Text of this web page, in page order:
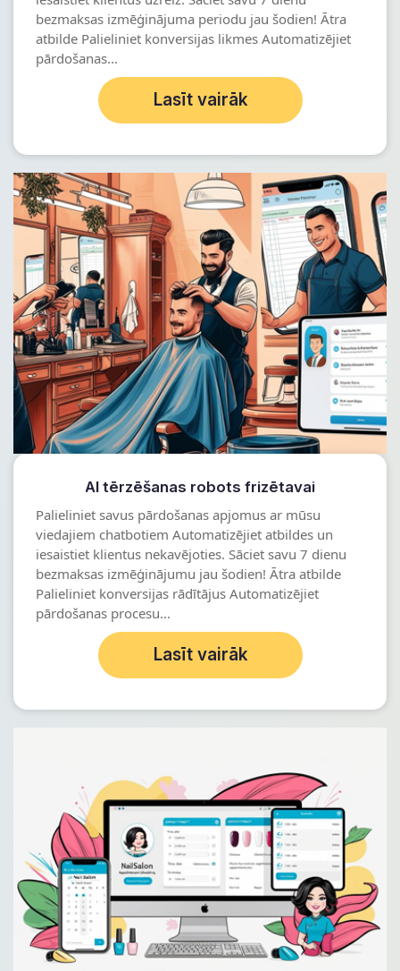
bezmaksas izmēģinājuma periodu jau šodien! Ātra
atbilde Palieliniet konversijas likmes Automatizējiet
pārdošanas...
Lasīt vairāk
AI tērzēšanas robots frizētavai
Palieliniet savus pārdošanas apjomus ar mūsu
viedajiem chatbotiem Automatizējiet atbildes un
iesaistiet klientus nekavējoties. Sāciet savu 7 dienu
bezmaksas izmēģinājumu jau šodien! Ātra atbilde
Palieliniet konversijas rādītājus Automatizējiet
pārdošanas procesu...
Lasīt vairāk